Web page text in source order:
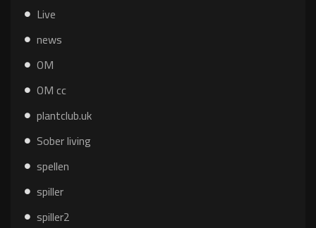
Live
news
OM
OM cc
plantclub.uk
Sober living
spellen
spiller
spiller2